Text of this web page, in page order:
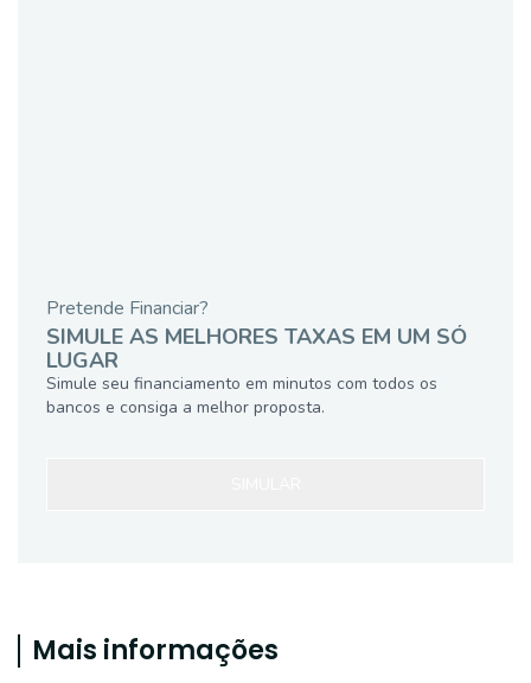
Pretende Financiar?
SIMULE AS MELHORES TAXAS EM UM SÓ
LUGAR
Simule seu financiamento em minutos com todos os
bancos e consiga a melhor proposta.
Mais informações